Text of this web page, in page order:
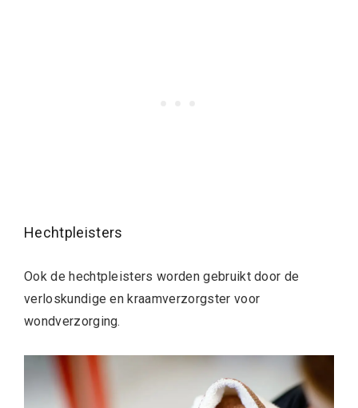
Hechtpleisters
Ook de hechtpleisters worden gebruikt door de
verloskundige en kraamverzorgster voor
wondverzorging.